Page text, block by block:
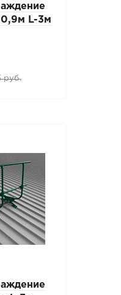
L-3м
руб.